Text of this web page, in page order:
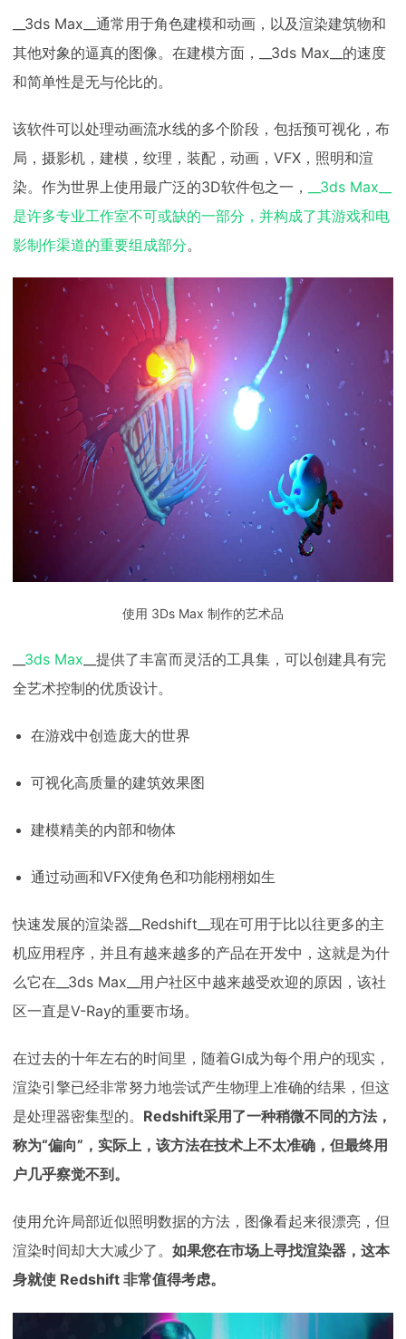
__3ds Max__通常用于角色建模和动画，以及渲染建筑物和
其他对象的逼真的图像。在建模方面，__3ds Max__的速度
和简单性是无与伦比的。
该软件可以处理动画流水线的多个阶段，包括预可视化，布
局，摄影机，建模，纹理，装配，动画，VFX，照明和渲
染。作为世界上使用最广泛的3D软件包之一，
__3ds Max__
是许多专业工作室不可或缺的一部分，并构成了其游戏和电
影制作渠道的重要组成部分。
使用 3Ds Max 制作的艺术品
3ds Max __提供了丰富而灵活的工具集，可以创建具有完
全艺术控制的优质设计。
在游戏中创造庞大的世界
可视化高质量的建筑效果图
建模精美的内部和物体
通过动画和VFX使角色和功能栩栩如生
快速发展的渲染器__Redshift__现在可用于比以往更多的主
机应用程序，并且有越来越多的产品在开发中，这就是为什
么它在__3ds Max__用户社区中越来越受欢迎的原因，该社
区一直是V-Ray的重要市场。
在过去的十年左右的时间里，随着GI成为每个用户的现实，
渲染引擎已经非常努力地尝试产生物理上准确的结果，但这
是处理器密集型的。 Redshift采用了一种稍微不同的方法，
称为“偏向”，实际上，该方法在技术上不太准确，但最终用
户几乎察觉不到。
使用允许局部近似照明数据的方法，图像看起来很漂亮，但
渲染时间却大大减少了。 如果您在市场上寻找渲染器，这本
身就使 Redshift 非常值得考虑。